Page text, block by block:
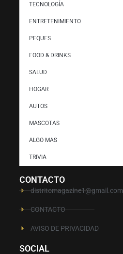
TECNOLOGÍA
ENTRETENIMIENTO
PEQUES
FOOD & DRINKS
SALUD
HOGAR
AUTOS
MASCOTAS
ALGO MAS
TRIVIA
CONTACTO
distritomagazine1@gmail.com
CONTACTO
AVISO DE PRIVACIDAD
SOCIAL